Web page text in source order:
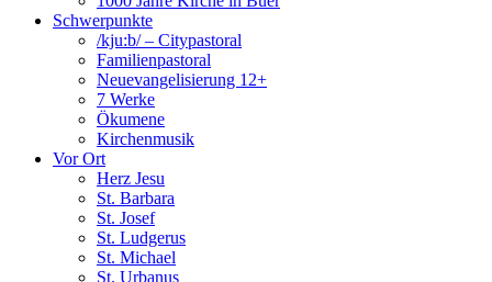
Schwerpunkte
/kju:b/ – Citypastoral
Familienpastoral
Neuevangelisierung 12+
7 Werke
Ökumene
Kirchenmusik
Vor Ort
Herz Jesu
St. Barbara
St. Josef
St. Ludgerus
St. Michael
St. Urbanus